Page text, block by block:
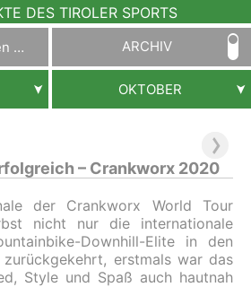
DES TIROLER SPORTS
ARCHIV
OKTOBER
– Crankworx 2020
der Crankworx World Tour
nicht nur die internationale
Downhill-Elite in den
zurückgekehrt, erstmals war das
Style und Spaß auch hautnah